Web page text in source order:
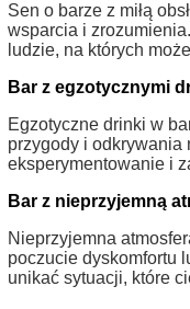
Sen o barze z miłą
wsparcia i
ludzie, na których
Bar z egzotycznymi
Egzotyczne drinki w
przygody i odkrywania
eksperymentowanie i
Bar z nieprzyjemną
Nieprzyjemna
poczucie dyskomfortu
unikać sytuacji, które